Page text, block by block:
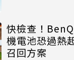
快檢查！
機電池恐過熱
召回方案